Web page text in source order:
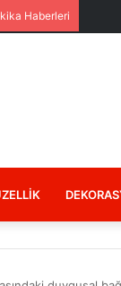
Haberleri